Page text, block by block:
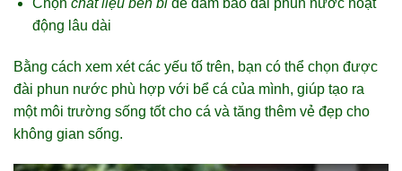
Chọn chất liệu bền bỉđể đảm bảo đài phun nước hoạt
động lâu dài
Bằng cách xem xét các yếu tố trên, bạn có thể chọn được
đài phun nước phù hợp với bể cá của mình, giúp tạo ra
một môi trường sống tốt cho cá và tăng thêm vẻ đẹp cho
không gian sống.